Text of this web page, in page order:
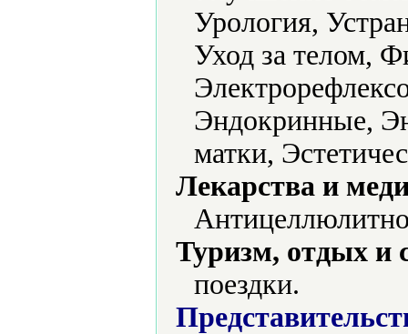
Урология,
Уход за телом,
Эндокринные,
матки,
Лекарства и
Туризм, отдых и
поездки.